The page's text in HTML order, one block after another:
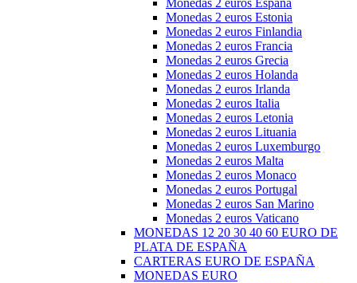
Monedas 2 euros España
Monedas 2 euros Estonia
Monedas 2 euros Finlandia
Monedas 2 euros Francia
Monedas 2 euros Grecia
Monedas 2 euros Holanda
Monedas 2 euros Irlanda
Monedas 2 euros Italia
Monedas 2 euros Letonia
Monedas 2 euros Lituania
Monedas 2 euros Luxemburgo
Monedas 2 euros Malta
Monedas 2 euros Monaco
Monedas 2 euros Portugal
Monedas 2 euros San Marino
Monedas 2 euros Vaticano
MONEDAS 12 20 30 40 60 EURO DE
PLATA DE ESPAÑA
CARTERAS EURO DE ESPAÑA
MONEDAS EURO